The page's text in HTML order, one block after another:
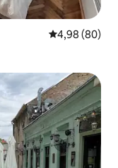
4,98 av 5 i
4,98 (80)